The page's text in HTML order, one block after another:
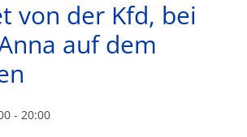
von der Kfd, bei
auf dem
-20:00